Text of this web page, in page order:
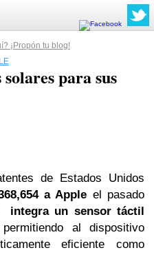
¡Propón tu blog!
para sus
de Estados Unidos
a Apple el pasado
integra un sensor táctil
al dispositivo
eficiente como